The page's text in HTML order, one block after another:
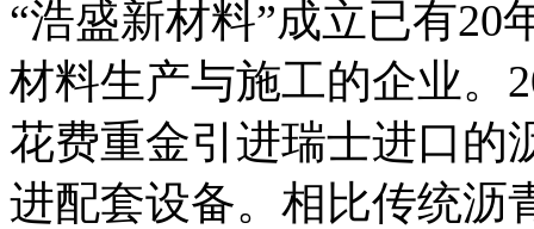
“浩盛新材料”成立已有20
材料生产与施工的企业。
花费重金引进瑞士进口的
进配套设备。相比传统沥